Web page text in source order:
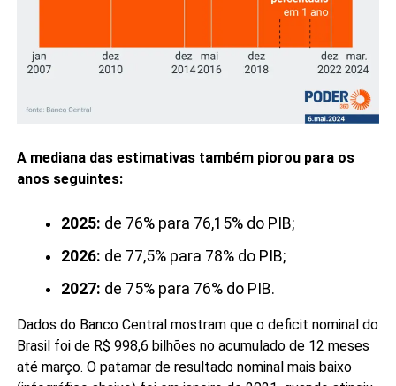
A mediana das estimativas também piorou para os
anos seguintes:
2025: de 76% para 76,15% do PIB;
2026: de 77,5% para 78% do PIB;
2027: de 75% para 76% do PIB.
Dados do Banco Central mostram que o deficit nominal do
Brasil foi de R$ 998,6 bilhões no acumulado de 12 meses
até março. O patamar de resultado nominal mais baixo